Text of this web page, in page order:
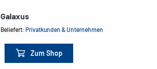
Galaxus
Beliefert:Privatkunden & Unternehmen
Zum Shop